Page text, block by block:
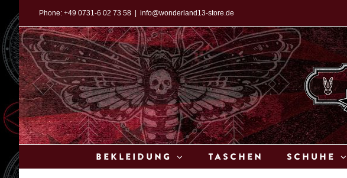
Inhalt
springen
Phone: +49 0731-6 02 73 58 info@wonderland13-store.de
Bekleidung Taschen Schuhe